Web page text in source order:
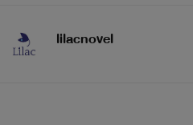
lilacnovel